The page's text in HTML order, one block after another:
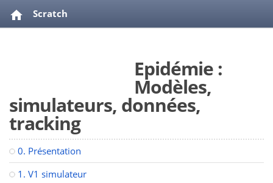
Scratch
Epidémie :
Modèles,
simulateurs, données,
tracking
0. Présentation
1. V1 simulateur